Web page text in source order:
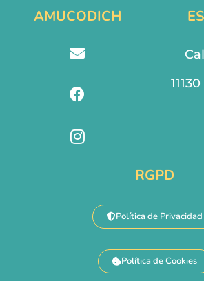
AMUCODICH
RGPD
Política de Privacidad
Política de Cookies